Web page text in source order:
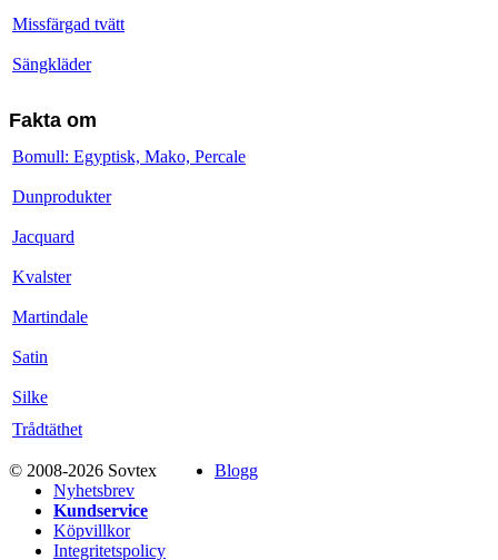
Missfärgad tvätt
Sängkläder
Fakta om
Bomull: Egyptisk, Mako, Percale
Dunprodukter
Jacquard
Kvalster
Martindale
Satin
Silke
Trådtäthet
© 2008-2026 Sovtex
Blogg
Nyhetsbrev
Kundservice
Köpvillkor
Integritetspolicy